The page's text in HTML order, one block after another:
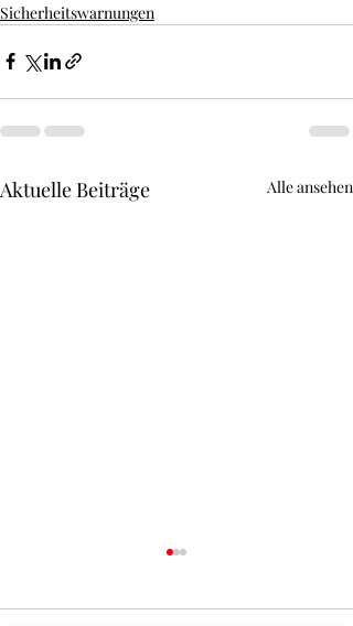
Sicherheitswarnungen
Aktuelle Beiträge Alle ansehen